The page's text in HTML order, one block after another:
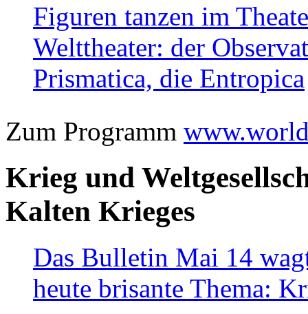
Figuren tanzen im
Welttheater: der
Prismatica, die Entropica
Zum Programm
Krieg und
Kalten Krieges
Das Bulletin Mai 14
heute brisante Thema: